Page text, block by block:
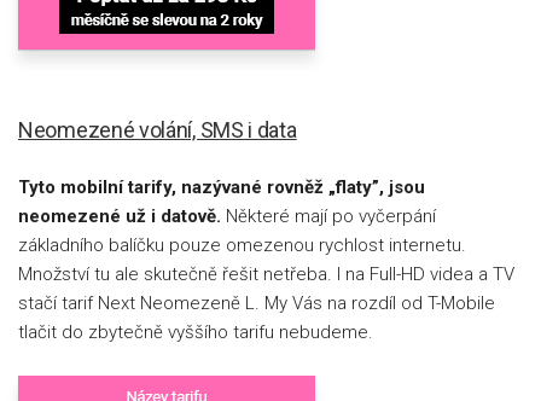
Neomezené volání, SMS i data
Tyto mobilní tarify, nazývané rovněž „flaty”, jsou
neomezené už i datově. Některé mají po vyčerpání
základního balíčku pouze omezenou rychlost internetu.
Množství tu ale skutečně řešit netřeba. I na Full-HD videa a TV
stačí tarif Next Neomezeně L. My Vás na rozdíl od T-Mobile
tlačit do zbytečně vyššího tarifu nebudeme.